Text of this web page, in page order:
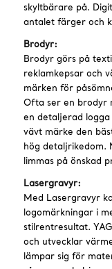
skyltbärare på.
antalet färger och
Brodyr:
Brodyr görs på
reklamkepsar och
märken för
Ofta ser en brodyr
en detaljerad
vävt märke den
hög detaljrikedom.
limmas på önskad
Lasergravyr:
Med Lasergravyr
logomärkningar i
stilrentresultat.
och utvecklar
lämpar sig för